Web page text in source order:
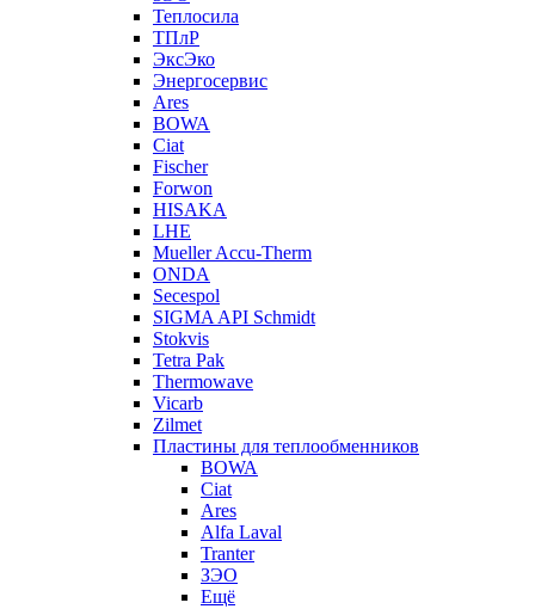
Теплосила
ТПлР
ЭксЭко
Энергосервис
Ares
BOWA
Ciat
Fischer
Forwon
HISAKA
LHE
Mueller Accu-Therm
ONDA
Secespol
SIGMA API Schmidt
Stokvis
Tetra Pak
Thermowave
Vicarb
Zilmet
Пластины для теплообменников
BOWA
Ciat
Ares
Alfa Laval
Tranter
ЗЭО
Ещё